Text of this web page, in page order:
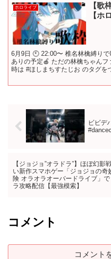
ホロライブ
【歌
【ホ
6月9日 🕙 22:00〜 椎名林檎縛り
ありの予定🍎 ただの林檎ちゃんフ
時は #ほしまちすたじお のタグ
ビビデ
【ジョジョ”オラドラ”】ほぼ幻影
い新作スマホゲー「ジョジョの奇
険 オラオラオーバードライブ」
ラ攻略配信【最強模索】
コメント
コメント